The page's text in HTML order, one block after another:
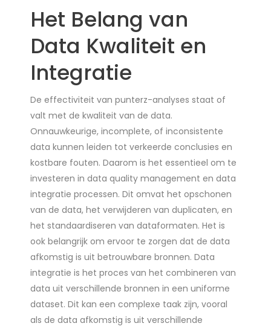
Het Belang van
Data Kwaliteit en
Integratie
De effectiviteit van punterz-analyses staat of
valt met de kwaliteit van de data.
Onnauwkeurige, incomplete, of inconsistente
data kunnen leiden tot verkeerde conclusies en
kostbare fouten. Daarom is het essentieel om te
investeren in data quality management en data
integratie processen. Dit omvat het opschonen
van de data, het verwijderen van duplicaten, en
het standaardiseren van dataformaten. Het is
ook belangrijk om ervoor te zorgen dat de data
afkomstig is uit betrouwbare bronnen. Data
integratie is het proces van het combineren van
data uit verschillende bronnen in een uniforme
dataset. Dit kan een complexe taak zijn, vooral
als de data afkomstig is uit verschillende